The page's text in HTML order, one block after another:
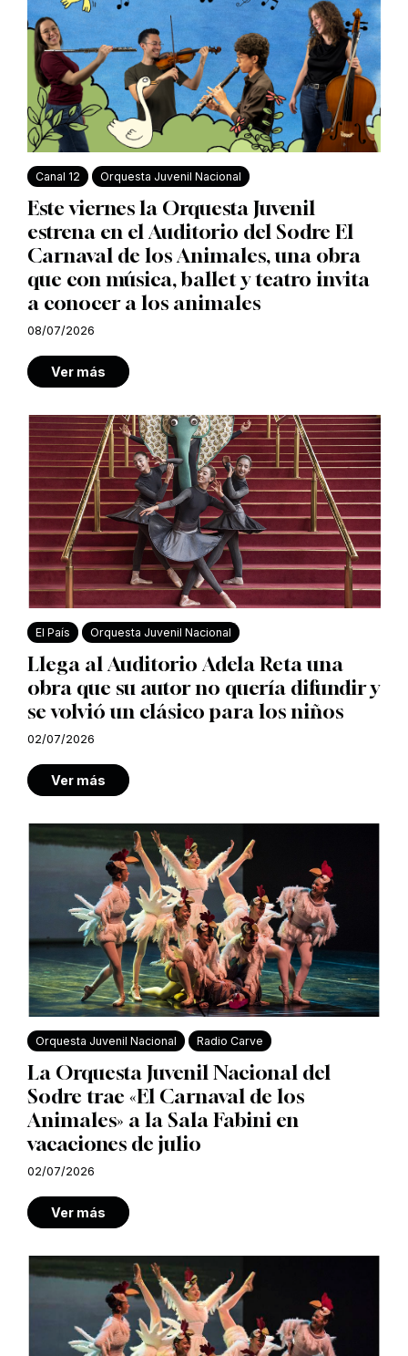
Canal 12 Orquesta Juvenil Nacional
Este viernes la Orquesta Juvenil
estrena en el Auditorio del Sodre El
Carnaval de los Animales, una obra
que con música, ballet y teatro invita
a conocer a los animales
08/07/2026
Ver más
El País Orquesta Juvenil Nacional
Llega al Auditorio Adela Reta una
obra que su autor no quería difundir y
se volvió un clásico para los niños
02/07/2026
Ver más
Orquesta Juvenil Nacional Radio Carve
La Orquesta Juvenil Nacional del
Sodre trae «El Carnaval de los
Animales» a la Sala Fabini en
vacaciones de julio
02/07/2026
Ver más